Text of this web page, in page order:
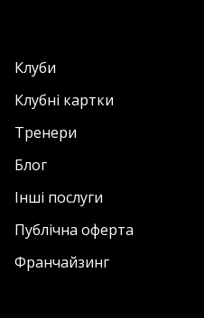
Клуби
Клубні картки
Тренери
Блог
Інші послуги
Публічна оферта
Франчайзинг